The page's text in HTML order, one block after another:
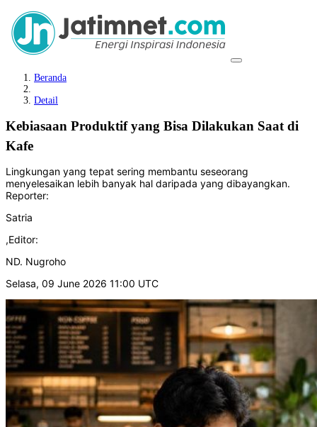
Beranda
Detail
Kebiasaan Produktif yang Bisa Dilakukan Saat di
Kafe
Lingkungan yang tepat sering membantu seseorang
menyelesaikan lebih banyak hal daripada yang dibayangkan.
Reporter:
Satria
,Editor:
ND. Nugroho
Selasa, 09 June 2026 11:00 UTC